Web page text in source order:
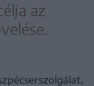
az